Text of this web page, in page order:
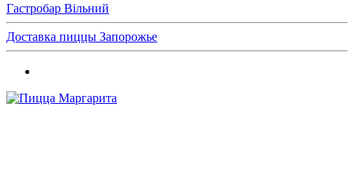
Гастробар Вільний
Доставка пиццы Запорожье